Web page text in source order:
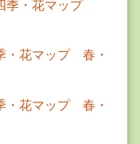
季・花マップ
・花マップ 春・
・花マップ 春・